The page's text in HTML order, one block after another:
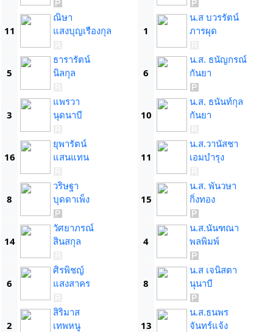
11
ณิษา
แสงบุญเรืองกุล
5
ธารารัตน์
นิลกุล
3
แพรวา
นุดนาบี
16
ยุพารัตน์
แสนแทน
8
วริษฐา
บุดดาเพ็ง
14
วัศยาภรณ์
สินสกุล
6
ศิรพิชญ์
แสงสาคร
2
สิริมาส
เทพหนู
1
น.ส บวรรัตน์
ภารผุด
6
น.ส. ธนัญกรณ์
กันยา
10
น.ส. ธนันท์กุล
กันยา
11
น.ส.วานัสชา
เอมบำรุง
15
น.ส. พันวษา
กิ่งทอง
4
น.ส.นันฑณา
พลพิมพ์
8
น.ส เจนิสตา
นุนาบี
13
น.ส.ธนพร
จันทร์แจ้ง